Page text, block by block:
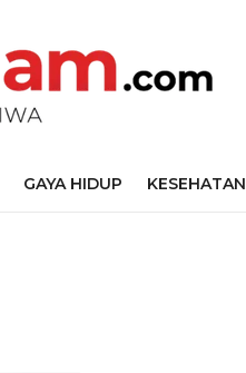
GAYA HIDUP KESEHATAN